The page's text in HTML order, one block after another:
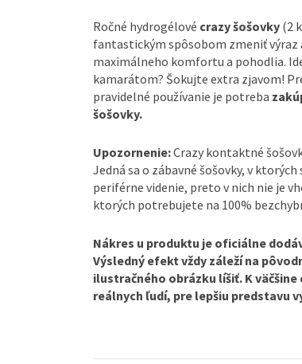
Ročné hydrogélové crazy šošovky (2
fantastickým spôsobom zmeniť výraz
maximálneho komfortu a pohodlia.
kamarátom? Šokujte extra zjavom!
pravidelné používanie je potreba
šošovky.
Upozornenie:Crazy kontaktné
Jedná sa o zábavné šošovky, v
periférne videnie, preto v nich nie je
ktorých potrebujete na 100%
Nákres u produktu je oficiálne
Výsledný efekt vždy záleží na
ilustračného obrázku líšiť. K
reálnych ľudí, pre lepšiu predstavu